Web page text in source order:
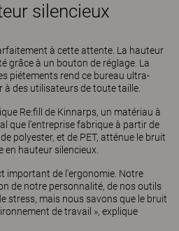
silencieux
à cette attente. La hauteur
grâce à un bouton de réglage. La
piétements rend ce bureau ultra-
des utilisateurs de toute taille.
Re:fill de Kinnarps, un matériau à
que l’entreprise fabrique à partir de
polyester, et de PET, atténue le bruit
hauteur silencieux.
important de l'ergonomie. Notre
de notre personnalité, de nos outils
stress, mais nous savons que le bruit
de travail », explique